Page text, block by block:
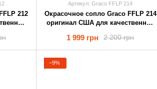
212
Артикул: Graco FFLP 214
Окрасочное cопло Graco FFLP 214
оригинал США для качественной
2 200 грн
1 999 грн
−9%